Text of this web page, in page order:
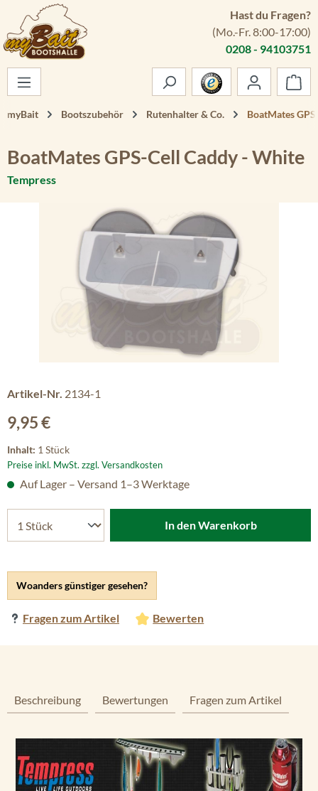
Zum Hauptinhalt springen
Hast du Fragen?
(Mo.-Fr. 8:00-17:00)
0208 - 94103751
myBait Bootszubehör Rutenhalter & Co. BoatMates
BoatMates GPS-Cell Caddy - White
Tempress
Bildergalerie überspringen
Artikel-Nr. 2134-1
Regulärer Preis:
9,95 €
Inhalt: 1 Stück
Preise inkl. MwSt. zzgl. Versandkosten
Woanders günstiger gesehen?
Fragen zum Artikel Bewerten
Auf Lager – Versand 1–3 Werktage
In den Warenkorb
Beschreibung Bewertungen Fragen zum Artikel